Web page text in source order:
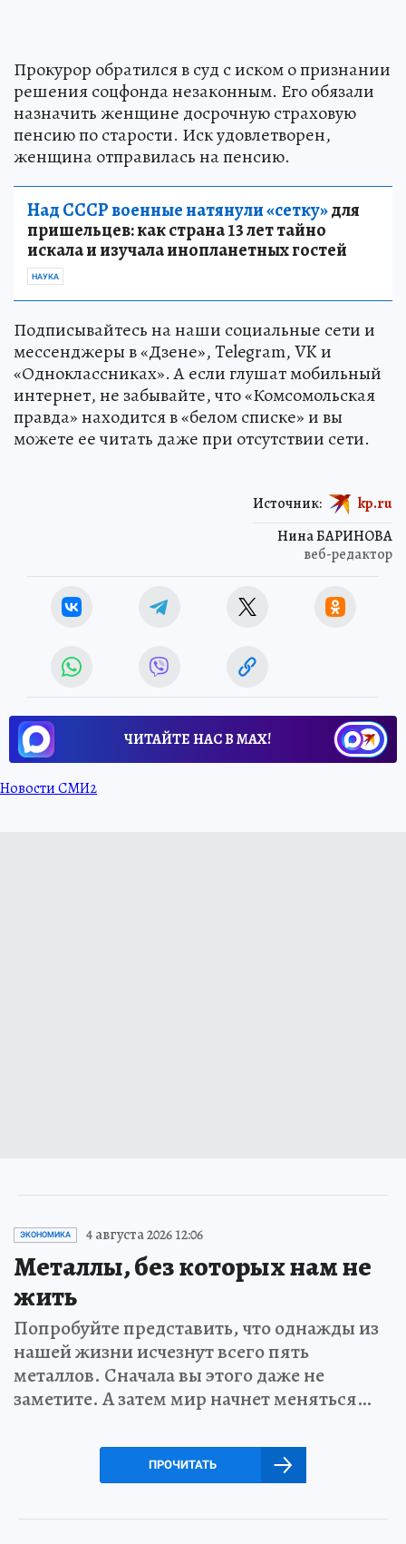
Прокурор обратился в суд с иском о признании
решения соцфонда незаконным. Его обязали
назначить женщине досрочную страховую
пенсию по старости. Иск удовлетворен,
женщина отправилась на пенсию.
Над СССР военные натянули «сетку»для
пришельцев: как страна 13 лет тайно
искала и изучала инопланетных гостей
НАУКА
Подписывайтесь на наши социальные сети и
мессенджеры в «Дзене», Telegram, VK и
«Одноклассниках». А если глушат мобильный
интернет, не забывайте, что «Комсомольская
правда» находится в «белом списке» и вы
можете ее читать даже при отсутствии сети.
Нина БАРИНОВА
веб-редактор
Источник: kp.ru
ЧИТАЙТЕ НАС В МАХ!
Новости СМИ2
ЭКОНОМИКА 4 августа 2026 12:06
Металлы, без которых нам не
жить
Попробуйте представить, что однажды из
нашей жизни исчезнут всего пять
металлов. Сначала вы этого даже не
заметите. А затем мир начнет меняться…
ПРОЧИТАТЬ